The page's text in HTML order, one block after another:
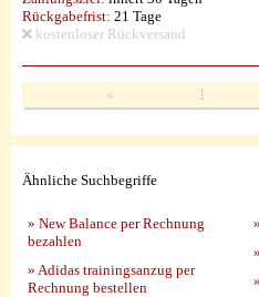
Rückgabefrist: 21 Tage
kostenloser Rückversand
« 1
Ähnliche Suchbegriffe
» New Balance per Rechnung
bezahlen
» Adidas trainingsanzug per
Rechnung bestellen